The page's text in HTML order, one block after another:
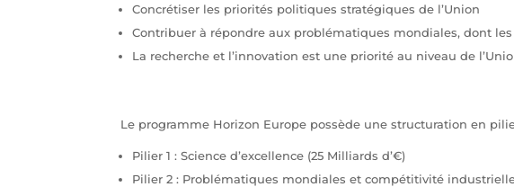
Concrétiser les priorités politiques stratégiques de l’Union
Contribuer à répondre aux problématiques mondiales, dont
La recherche et l’innovation est une priorité au niveau de
Le programme Horizon Europe possède une structuration en
Pilier 1 : Science d’excellence (25 Milliards d’€)
Pilier 2 : Problématiques mondiales et compétitivité